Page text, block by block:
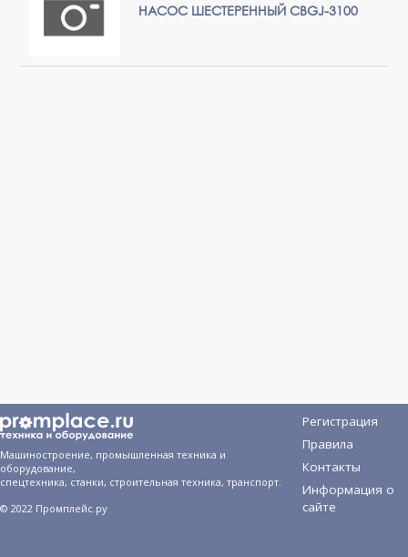
НАСОС ШЕСТЕРЕННЫЙ CBGJ-3100
Машиностроение, промышленная техника и
оборудование,
спецтехника, станки, строительная техника, транспорт.
© 2022 Промплейс.ру
Регистрация
Правила
Контакты
Информация о
сайте